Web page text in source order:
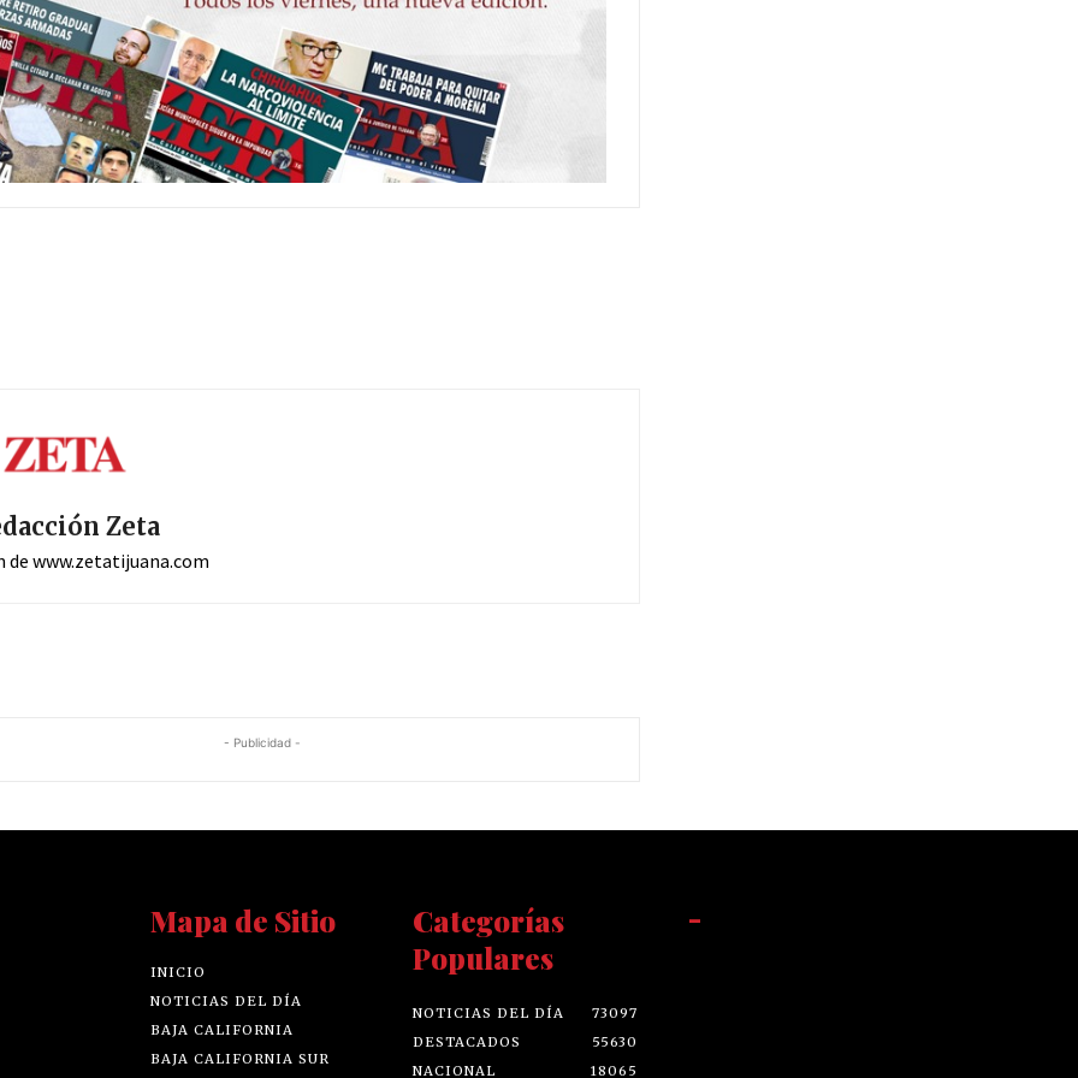
Zeta
de www.zetatijuana.com
- Publicidad -
Mapa de Sitio
INICIO
NOTICIAS DEL DÍA
BAJA CALIFORNIA
BAJA CALIFORNIA SUR
Categorías
Populares
NOTICIAS DEL DÍA
73097
DESTACADOS
55630
NACIONAL
18065
-